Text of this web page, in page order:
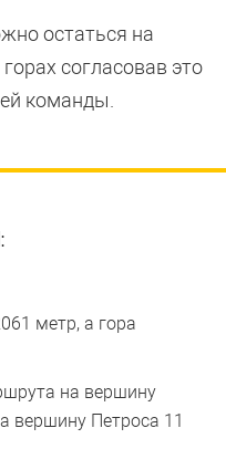
остаться на
согласовав это
команды.
метр, а гора
на вершину
вершину Петроса 11